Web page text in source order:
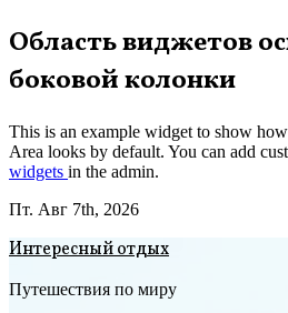
Перейти
к
содержимому
Область виджетов
боковой колонки
This is an example widget to show
Area looks by default. You can add
widgets in the admin.
Пт. Авг 7th, 2026
Интересный отдых
Путешествия по миру